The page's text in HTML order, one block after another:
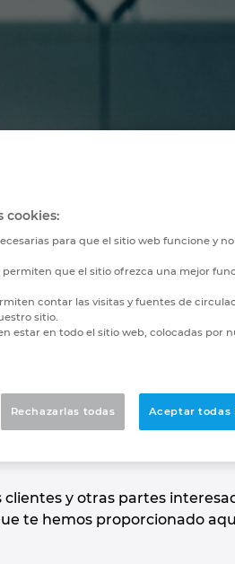
y otras partes
te hemos proporcionado
cookies:
para que el sitio web funcione y
permiten que el sitio ofrezca una mejor
contar las visitas y fuentes de
sitio.
estar en todo el sitio web, colocadas por
Rechazarlas todas Aceptar todas